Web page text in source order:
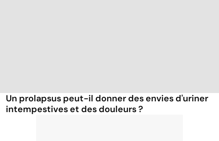
Un prolapsus peut-il donner des envies d'uriner
intempestives et des douleurs ?